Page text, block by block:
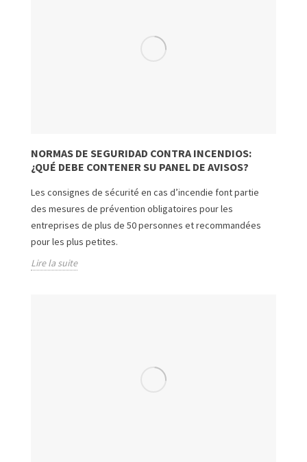
NORMAS DE SEGURIDAD CONTRA INCENDIOS:
¿QUÉ DEBE CONTENER SU PANEL DE AVISOS?
Les consignes de sécurité en cas d’incendie font partie
des mesures de prévention obligatoires pour les
entreprises de plus de 50 personnes et recommandées
pour les plus petites.
Lire la suite